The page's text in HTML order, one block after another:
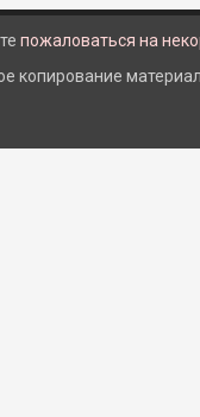
пожаловаться на
копирование